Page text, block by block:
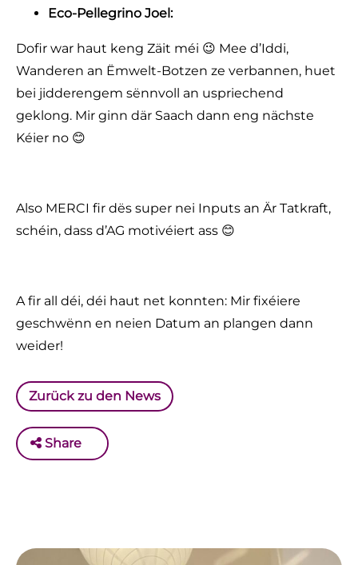
Eco-Pellegrino Joel:
Dofir war haut keng Zäit méi 😉 Mee d’Iddi,
Wanderen an Ëmwelt-Botzen ze verbannen, huet
bei jidderengem sënnvoll an uspriechend
geklong. Mir ginn där Saach dann eng nächste
Kéier no 😊
Also MERCI fir dës super nei Inputs an Är Tatkraft,
schéin, dass d’AG motivéiert ass 😊
A fir all déi, déi haut net konnten: Mir fixéiere
geschwënn en neien Datum an plangen dann
weider!
Zurück zu den News
Share